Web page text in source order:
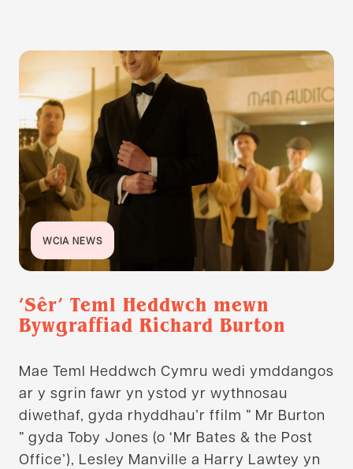
WCIA NEWS
‘Sêr’ Teml Heddwch mewn
Bywgraffiad Richard Burton
Mae Teml Heddwch Cymru wedi ymddangos
ar y sgrin fawr yn ystod yr wythnosau
diwethaf, gyda rhyddhau’r ffilm ” Mr Burton
” gyda Toby Jones (o ‘Mr Bates & the Post
Office’), Lesley Manville a Harry Lawtey yn